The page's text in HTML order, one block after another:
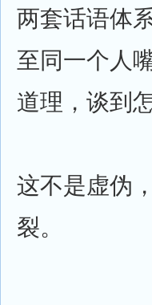
两套话语体
至同一个人
道理，谈到
这不是虚伪
裂。